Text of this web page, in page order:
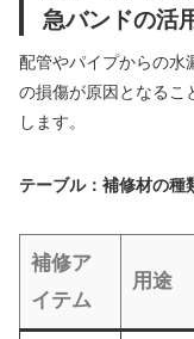
急バンドの活
配管やパイプからの水
の損傷が原因となるこ
します。
テーブル：補修材の種
補修ア
イテム
用途